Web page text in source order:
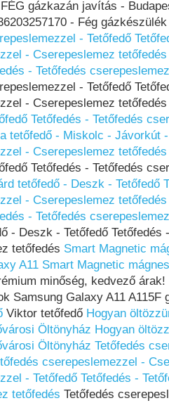
FÉG gázkazán javítás -
- Fég
- Tetőfedő
- Cserepeslemez tetőfedés
- Tetőfedés
- Tetőfedő
- Cserepeslemez
Tetőfedés - Tetőfedés
tetőfedő - Miskolc - Jávorkút
- Cserepeslemez tetőfedés
Tetőfedés - Tetőfedés
tetőfedő - Deszk - Tetőfedő
- Cserepeslemez tetőfedés
- Tetőfedés
- Deszk - Tetőfedő
tetőfedés Smart Magnetic
A11 Smart Magnetic
minőség, kedvező
Samsung Galaxy A11 A115F
Viktor tetőfedő Hogyan
Öltönyház Hogyan
Öltönyház Tetőfedés
cserepeslemezzel -
- Tetőfedő Tetőfedés -
tetőfedés Tetőfedés